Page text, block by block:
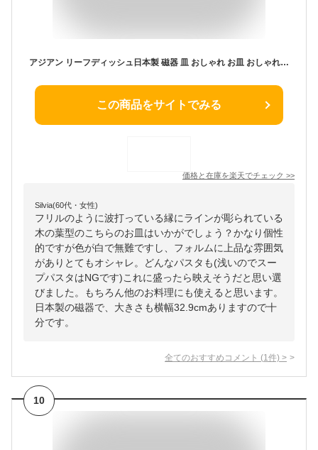
アジアン リーフディッシュ日本製 磁器 皿 おしゃれ お皿 おしゃれ 食器 おしゃれ 食器 白 ランチプレート 南国 風 アジアン アジアンテイスト 白 食器 おしゃれ 夏 白磁 ショップ 販売 通販 テーブルウェアファクトリー 白 無地
この商品をサイトでみる
価格と在庫を楽天でチェック >>
Silvia(60代・女性)
フリルのように波打っている縁にラインが彫られている
木の葉型のこちらのお皿はいかがでしょう？かなり個性
的ですが色が白で無難ですし、フォルムに上品な雰囲気
がありとてもオシャレ。どんなパスタも(浅いのでスー
プパスタはNGです)これに盛ったら映えそうだと思い選
びました。もちろん他のお料理にも使えると思います。
日本製の磁器で、大きさも横幅32.9cmありますので十
分です。
全てのおすすめコメント (1 件) >
10